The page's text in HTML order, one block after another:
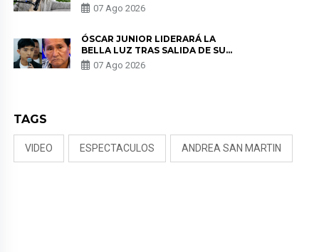
SALUD ANTES DE SEPARARSE DE
KORINA: “ME ENCONTRARON UN
07 Ago 2026
ÓSCAR JUNIOR LIDERARÁ LA
BELLA LUZ TRAS SALIDA DE SU
PADRE POR POLÉMICA CON
NALDY SALDAÑA
07 Ago 2026
TAGS
VIDEO ESPECTACULOS ANDREA SAN MARTIN